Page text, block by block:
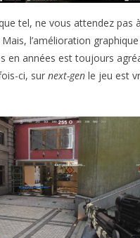
tel, ne vous attendez pas
l’amélioration
en années est toujours
ci, sur next-genle jeu est